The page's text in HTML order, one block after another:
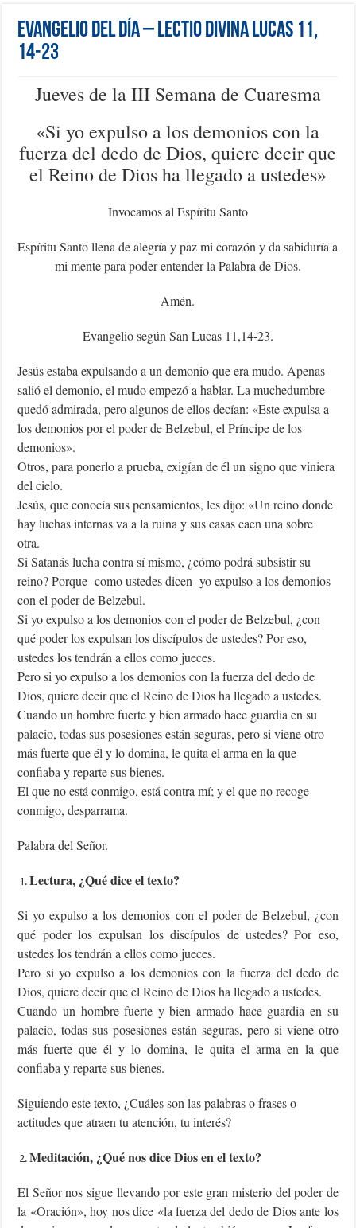
Evangelio del día – Lectio Divina Lucas 11,
14-23
Jueves de la III Semana de Cuaresma
«Si yo expulso a los demonios con la
fuerza del dedo de Dios, quiere decir que
el Reino de Dios ha llegado a ustedes»
Invocamos al Espíritu Santo
Espíritu Santo llena de alegría y paz mi corazón y da sabiduría a
mi mente para poder entender la Palabra de Dios.
Amén.
Evangelio según San Lucas 11,14-23.
Jesús estaba expulsando a un demonio que era mudo. Apenas
salió el demonio, el mudo empezó a hablar. La muchedumbre
quedó admirada, pero algunos de ellos decían: «Este expulsa a
los demonios por el poder de Belzebul, el Príncipe de los
demonios».
Otros, para ponerlo a prueba, exigían de él un signo que viniera
del cielo.
Jesús, que conocía sus pensamientos, les dijo: «Un reino donde
hay luchas internas va a la ruina y sus casas caen una sobre
otra.
Si Satanás lucha contra sí mismo, ¿cómo podrá subsistir su
reino? Porque -como ustedes dicen- yo expulso a los demonios
con el poder de Belzebul.
Si yo expulso a los demonios con el poder de Belzebul, ¿con
qué poder los expulsan los discípulos de ustedes? Por eso,
ustedes los tendrán a ellos como jueces.
Pero si yo expulso a los demonios con la fuerza del dedo de
Dios, quiere decir que el Reino de Dios ha llegado a ustedes.
Cuando un hombre fuerte y bien armado hace guardia en su
palacio, todas sus posesiones están seguras, pero si viene otro
más fuerte que él y lo domina, le quita el arma en la que
confiaba y reparte sus bienes.
El que no está conmigo, está contra mí; y el que no recoge
conmigo, desparrama.
Palabra del Señor.
Lectura, ¿Qué dice el texto?
Si yo expulso a los demonios con el poder de Belzebul, ¿con
qué poder los expulsan los discípulos de ustedes? Por eso,
ustedes los tendrán a ellos como jueces.
Pero si yo expulso a los demonios con la fuerza del dedo de
Dios, quiere decir que el Reino de Dios ha llegado a ustedes.
Cuando un hombre fuerte y bien armado hace guardia en su
palacio, todas sus posesiones están seguras, pero si viene otro
más fuerte que él y lo domina, le quita el arma en la que
confiaba y reparte sus bienes.
Siguiendo este texto, ¿Cuáles son las palabras o frases o
actitudes que atraen tu atención, tu interés?
Meditación, ¿Qué nos dice Dios en el texto?
El Señor nos sigue llevando por este gran misterio del poder de
la «Oración», hoy nos dice «la fuerza del dedo de Dios ante los